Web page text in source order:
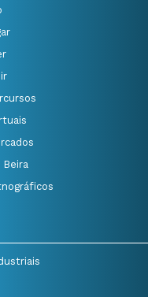
Beira